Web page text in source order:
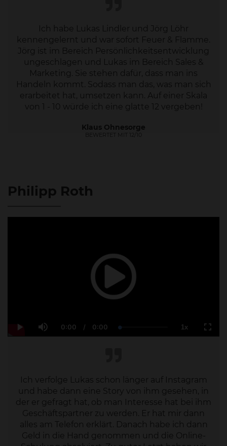
Ich habe Lukas Lindler und Jörg Löhr
kennengelernt und war sofort Feuer & Flamme.
Jörg ist im Bereich Persönlichkeitsentwicklung
ungeschlagen und Lukas im Bereich Sales &
Marketing. Sie stehen dafür, dass man ins
Handeln kommt. Sodass man das, was man sich
erarbeitet hat, umsetzen kann. Auf einer Skala
von 1 - 10 würde ich eine glatte 12 vergeben!
Klaus Ohnesorge
BEWERTET MIT 12/10
Philipp Roth
Play Mute
Current
Time
0:00 / Duration
0:00 Loaded
0.00%
1xPlayback
Rate
Ich verfolge Lukas schon länger auf Instagram
und habe dann eine Story von ihm gesehen, in
der er gefragt hat, ob man Interesse hat bei ihm
Geschäftspartner zu werden. Er hat mir dann
alles am Telefon erklärt. Danach habe ich dann
Geld in die Hand genommen und die Online-